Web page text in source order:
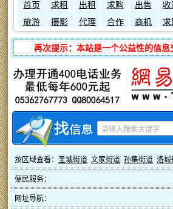
首页 求租 出租 求购 出售 收
旅游
摄影 代理 合作 商机 求
再次提示：本站是一个公益性的信
按区域查看： 圣城街道 文家街道 孙集街道 洛城
便民服务：
网址导航：